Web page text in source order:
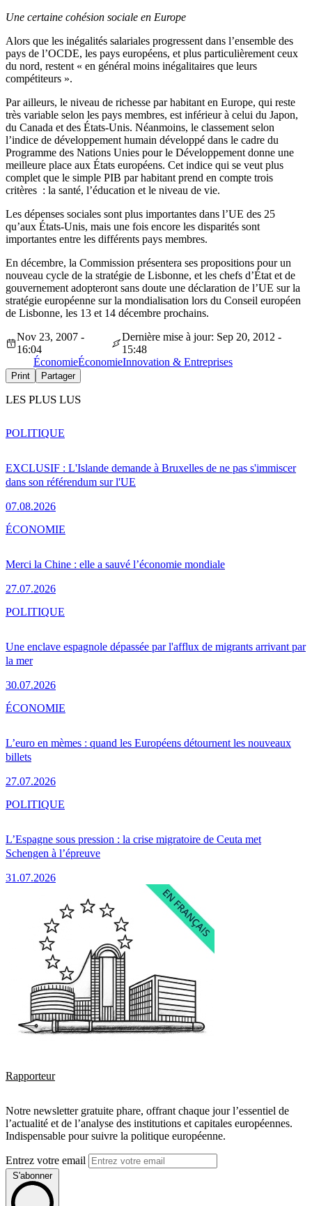
Une certaine cohésion sociale en Europe
Alors que les inégalités salariales progressent dans l’ensemble des
pays de l’OCDE, les pays européens, et plus particulièrement ceux
du nord, restent « en général moins inégalitaires que leurs
compétiteurs ».
Par ailleurs, le niveau de richesse par habitant en Europe, qui reste
très variable selon les pays membres, est inférieur à celui du Japon,
du Canada et des États-Unis. Néanmoins, le classement selon
l’indice de développement humain développé dans le cadre du
Programme des Nations Unies pour le Développement donne une
meilleure place aux États européens. Cet indice qui se veut plus
complet que le simple PIB par habitant prend en compte trois
critères : la santé, l’éducation et le niveau de vie.
Les dépenses sociales sont plus importantes dans l’UE des 25
qu’aux États-Unis, mais une fois encore les disparités sont
importantes entre les différents pays membres.
En décembre, la Commission présentera ses propositions pour un
nouveau cycle de la stratégie de Lisbonne, et les chefs d’État et de
gouvernement adopteront sans doute une déclaration de l’UE sur la
stratégie européenne sur la mondialisation lors du Conseil européen
de Lisbonne, les 13 et 14 décembre prochains.
Nov 23, 2007 -
16:04
Dernière mise à jour: Sep 20, 2012 -
15:48
ÉconomieÉconomieInnovation & Entreprises
Print Partager
LES PLUS LUS
EXCLUSIF : L'Islande demande à Bruxelles de ne pas s'immiscer
dans son référendum sur l'UE
07.08.2026
POLITIQUE
Merci la Chine : elle a sauvé l’économie mondiale
27.07.2026
ÉCONOMIE
Une enclave espagnole dépassée par l'afflux de migrants arrivant par
la mer
30.07.2026
POLITIQUE
L’euro en mèmes : quand les Européens détournent les nouveaux
billets
27.07.2026
ÉCONOMIE
L’Espagne sous pression : la crise migratoire de Ceuta met
Schengen à l’épreuve
31.07.2026
POLITIQUE
Rapporteur
Notre newsletter gratuite phare, offrant chaque jour l’essentiel de
l’actualité et de l’analyse des institutions et capitales européennes.
Indispensable pour suivre la politique européenne.
Entrez votre email
S'abonner